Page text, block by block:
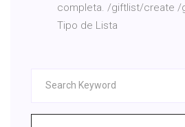
completa. /giftlist/create /
Tipo de Lista